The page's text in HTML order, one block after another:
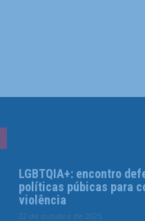
LGBTQIA+: encontro
políticas púbicas para
violência
22 de outubro de 2025